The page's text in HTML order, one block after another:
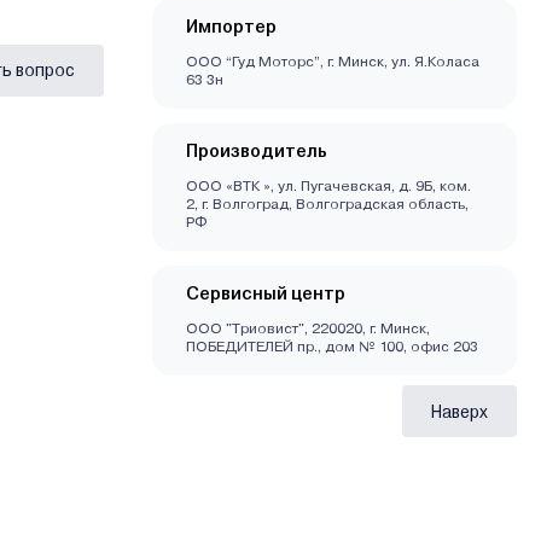
вопрос
Импортер
ООО “Гуд Моторс”, г. Минск, ул. Я.Коласа
63 3н
Производитель
ООО «ВТК », ул. Пугачевская, д. 9Б, ком.
2, г. Волгоград, Волгоградская область,
РФ
Сервисный центр
ООО "Триовист", 220020, г. Минск,
ПОБЕДИТЕЛЕЙ пр., дом № 100, офис 203
Наверх